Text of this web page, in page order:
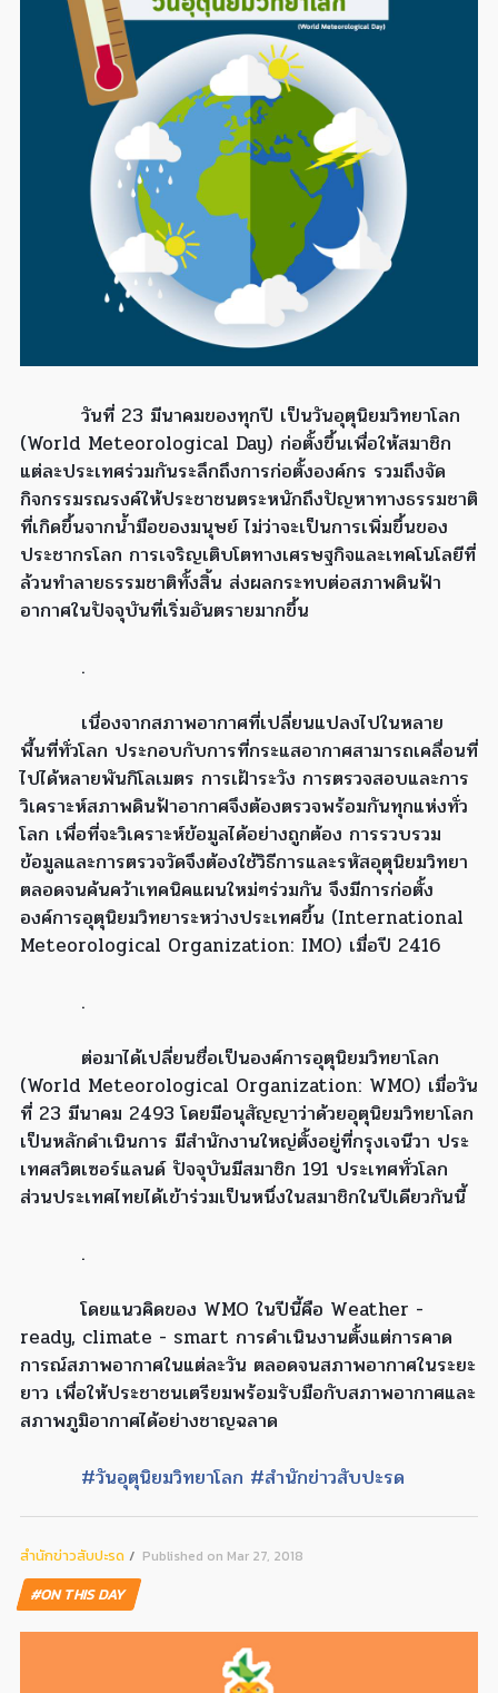
วันที่ 23 มีนาคมของทุกปี เป็นวันอุตุนิยมวิทยาโลก
(World Meteorological Day) ก่อตั้งขึ้นเพื่อให้สมาชิก
แต่ละประเทศร่วมกันระลึกถึงการก่อตั้งองค์กร รวมถึงจัด
กิจกรรมรณรงค์ให้ประชาชนตระหนักถึงปัญหาทางธรรมชาติ
ที่เกิดขึ้นจากน้ำมือของมนุษย์ ไม่ว่าจะเป็นการเพิ่มขึ้นของ
ประชากรโลก การเจริญเติบโตทางเศรษฐกิจและเทคโนโลยีที่
ล้วนทำลายธรรมชาติทั้งสิ้น ส่งผลกระทบต่อสภาพดินฟ้า
อากาศในปัจจุบันที่เริ่มอันตรายมากขึ้น
.
เนื่องจากสภาพอากาศที่เปลี่ยนแปลงไปในหลาย
พื้นที่ทั่วโลก ประกอบกับการที่กระแสอากาศสามารถเคลื่อนที่
ไปได้หลายพันกิโลเมตร การเฝ้าระวัง การตรวจสอบและการ
วิเคราะห์สภาพดินฟ้าอากาศจึงต้องตรวจพร้อมกันทุกแห่งทั่ว
โลก เพื่อที่จะวิเคราะห์ข้อมูลได้อย่างถูกต้อง การรวบรวม
ข้อมูลและการตรวจวัดจึงต้องใช้วิธีการและรหัสอุตุนิยมวิทยา
ตลอดจนค้นคว้าเทคนิคแผนใหม่ๆร่วมกัน จึงมีการก่อตั้ง
องค์การอุตุนิยมวิทยาระหว่างประเทศขึ้น (International
Meteorological Organization: IMO) เมื่อปี 2416
.
ต่อมาได้เปลี่ยนชื่อเป็นองค์การอุตุนิยมวิทยาโลก
(World Meteorological Organization: WMO) เมื่อวัน
ที่ 23 มีนาคม 2493 โดยมีอนุสัญญาว่าด้วยอุตุนิยมวิทยาโลก
เป็นหลักดำเนินการ มีสำนักงานใหญ่ตั้งอยู่ที่กรุงเจนีวา ประ
เทศสวิตเซอร์แลนด์ ปัจจุบันมีสมาชิก 191 ประเทศทั่วโลก
ส่วนประเทศไทยได้เข้าร่วมเป็นหนึ่งในสมาชิกในปีเดียวกันนี้
.
โดยแนวคิดของ WMO ในปีนี้คือ Weather -
ready, climate - smart การดำเนินงานตั้งแต่การคาด
การณ์สภาพอากาศในแต่ละวัน ตลอดจนสภาพอากาศในระยะ
ยาว เพื่อให้ประชาชนเตรียมพร้อมรับมือกับสภาพอากาศและ
สภาพภูมิอากาศได้อย่างชาญฉลาด
#วันอุตุนิยมวิทยาโลก #สำนักข่าวสับปะรด
สํานักข่าวสับปะรด Published on Mar 27, 2018
#ON THIS DAY